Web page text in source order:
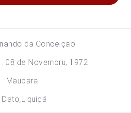
da Conceição
08 de Novembru, 1972
Maubara
Dato,Liquiçá